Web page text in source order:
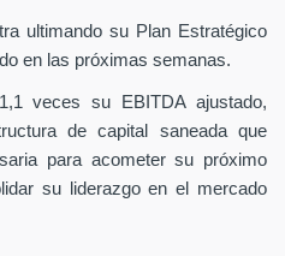
ultimando su Plan Estratégico
en las próximas semanas.
veces su EBITDA ajustado,
de capital saneada que
para acometer su próximo
su liderazgo en el mercado